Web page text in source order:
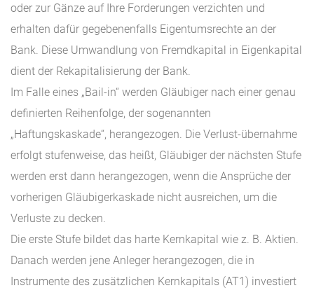
oder zur Gänze auf Ihre Forderungen verzichten und
erhalten dafür gegebenenfalls Eigentumsrechte an der
Bank. Diese Umwandlung von Fremdkapital in Eigenkapital
dient der Rekapitalisierung der Bank.
Im Falle eines „Bail-in“ werden Gläubiger nach einer genau
definierten Reihenfolge, der sogenannten
„Haftungskaskade“, herangezogen. Die Verlust-übernahme
erfolgt stufenweise, das heißt, Gläubiger der nächsten Stufe
werden erst dann herangezogen, wenn die Ansprüche der
vorherigen Gläubigerkaskade nicht ausreichen, um die
Verluste zu decken.
Die erste Stufe bildet das harte Kernkapital wie z. B. Aktien.
Danach werden jene Anleger herangezogen, die in
Instrumente des zusätzlichen Kernkapitals (AT1) investiert